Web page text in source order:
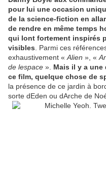
pour lui une occasion
de la science-fiction en
de rendre en même temps
qui lont fortement inspirés
visibles . Parmi ces
exhaustivement « Alien », «
de lespace ». Mais il y a
ce film, quelque chose de
la présence de ce jardin à
sorte dEden ou dArche de